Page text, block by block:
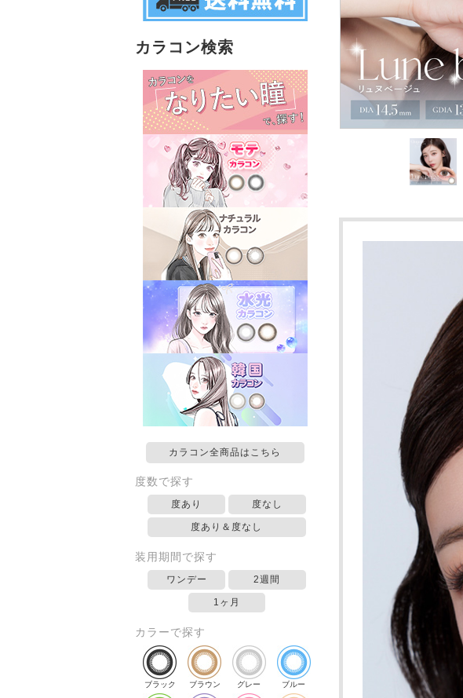
カラコン検索
カラコン全商品はこちら
度数で探す
度あり 度なし
度あり＆度なし
装用期間で探す
ワンデー 2週間
1ヶ月
カラーで探す
ブラック ブラウン グレー ブルー